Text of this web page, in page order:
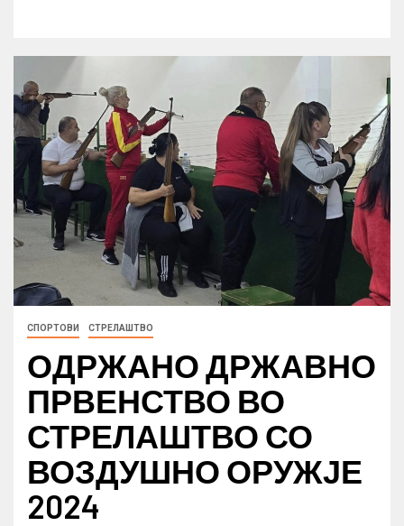
СПОРТОВИ СТРЕЛАШТВО
ОДРЖАНО ДРЖАВНО
ПРВЕНСТВО ВО
СТРЕЛАШТВО СО
ВОЗДУШНО ОРУЖЈЕ
2024